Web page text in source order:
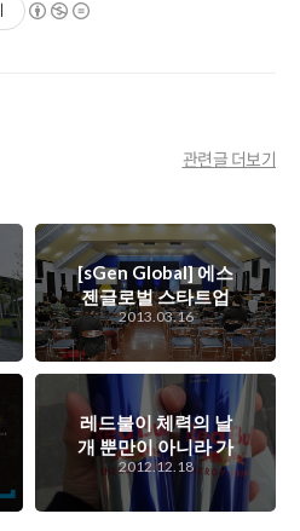
관련글 더보기
[sGen Global] 에스
젠글로벌 스타트업
스프링보드 부산 동
아대학교 편 현장 스
케치
2013.03.16
레드불이 체력의 날
개 뿐만이 아니라 가
격에도 날개를 달아
줬어요~ 레드불 가
격 할인 행사에 대해
2012.12.18